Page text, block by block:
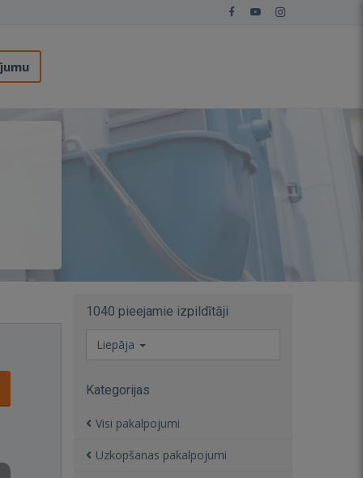
1040 pieejamie izpildītāji
Liepāja
Kategorijas
Visi pakalpojumi
Uzkopšanas pakalpojumi